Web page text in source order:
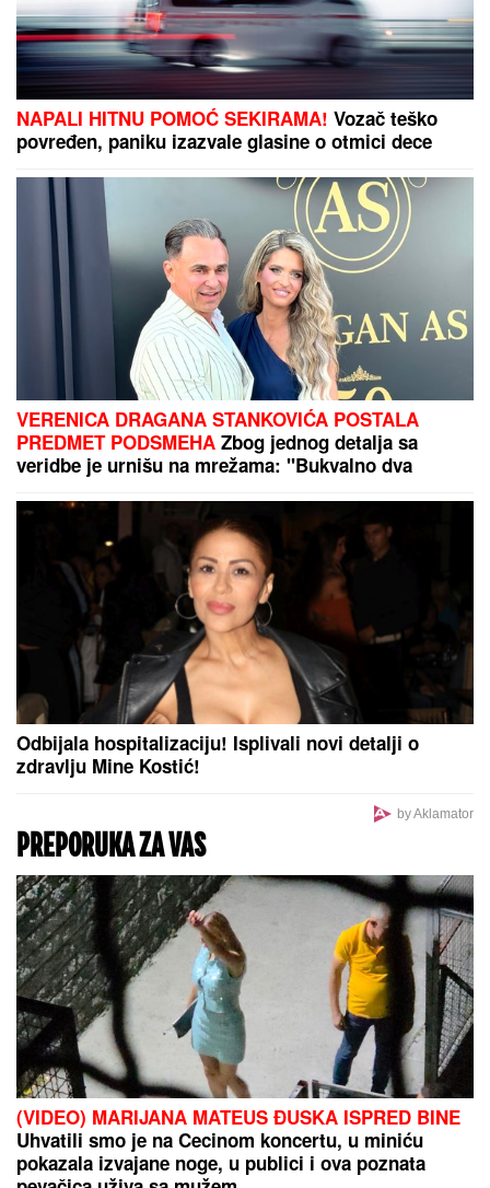
NAPALI HITNU POMOĆ SEKIRAMA! Vozač teško
povređen, paniku izazvale glasine o otmici dece
VERENICA DRAGANA STANKOVIĆA POSTALA
PREDMET PODSMEHA Zbog jednog detalja sa
veridbe je urnišu na mrežama: "Bukvalno dva
Odbijala hospitalizaciju! Isplivali novi detalji o
zdravlju Mine Kostić!
by Aklamator
PREPORUKA ZA VAS
(VIDEO) MARIJANA MATEUS ĐUSKA ISPRED BINE
Uhvatili smo je na Cecinom koncertu, u miniću
pokazala izvajane noge, u publici i ova poznata